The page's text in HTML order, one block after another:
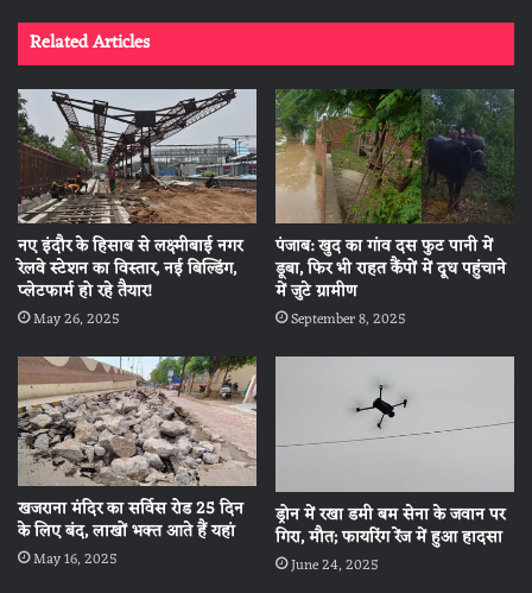
Related Articles
नए इंदौर के हिसाब से लक्ष्मीबाई नगर
रेलवे स्टेशन का विस्तार, नई बिल्डिंग,
प्लेटफार्म हो रहे तैयार!
May 26, 2025
पंजाब: खुद का गांव दस फुट पानी में
डूबा, फिर भी राहत कैंपों में दूध पहुंचाने
में जुटे ग्रामीण
September 8, 2025
खजराना मंदिर का सर्विस रोड 25 दिन
के लिए बंद, लाखों भक्त आते हैं यहां
May 16, 2025
ड्रोन में रखा डमी बम सेना के जवान पर
गिरा, मौत; फायरिंग रेंज में हुआ हादसा
June 24, 2025